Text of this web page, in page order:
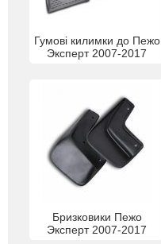
Гумові килимки до Пежо
Эксперт 2007-2017
Бризковики Пежо
Эксперт 2007-2017